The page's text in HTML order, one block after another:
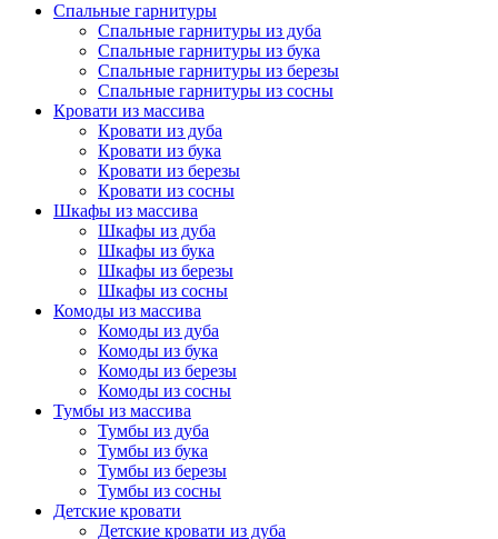
Спальные гарнитуры
Спальные гарнитуры из дуба
Спальные гарнитуры из бука
Спальные гарнитуры из березы
Спальные гарнитуры из сосны
Кровати из массива
Кровати из дуба
Кровати из бука
Кровати из березы
Кровати из сосны
Шкафы из массива
Шкафы из дуба
Шкафы из бука
Шкафы из березы
Шкафы из сосны
Комоды из массива
Комоды из дуба
Комоды из бука
Комоды из березы
Комоды из сосны
Тумбы из массива
Тумбы из дуба
Тумбы из бука
Тумбы из березы
Тумбы из сосны
Детские кровати
Детские кровати из дуба